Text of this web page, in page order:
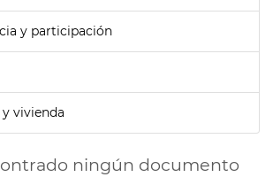
y participación
vivienda
ningún documento